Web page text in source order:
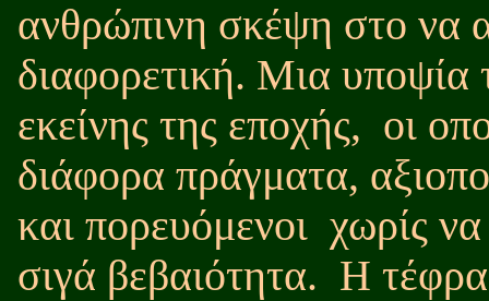
ανθρώπινη σκέψη στο να
διαφορετική. Μια
εκείνης της εποχής, οι
διάφορα πράγματα,
και πορευόμενοι χωρίς
σιγά βεβαιότητα. Η τέφρα